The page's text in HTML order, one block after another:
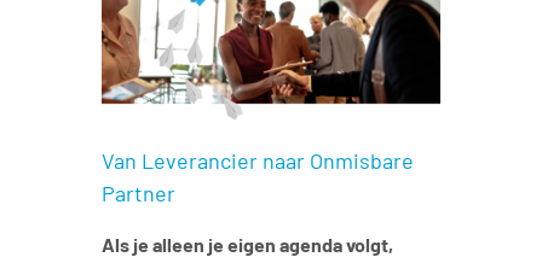
Van Leverancier naar Onmisbare
Partner
Als je alleen je eigen agenda volgt,